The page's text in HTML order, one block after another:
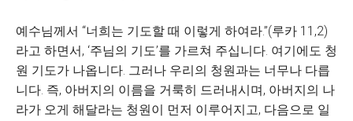
예수님께서 “너희는 기도할 때 이렇게 하여라.”(루카 11,2)
라고 하면서, ‘주님의 기도’를 가르쳐 주십니다. 여기에도 청
원 기도가 나옵니다. 그러나 우리의 청원과는 너무나 다릅
니다. 즉, 아버지의 이름을 거룩히 드러내시며, 아버지의 나
라가 오게 해달라는 청원이 먼저 이루어지고, 다음으로 일